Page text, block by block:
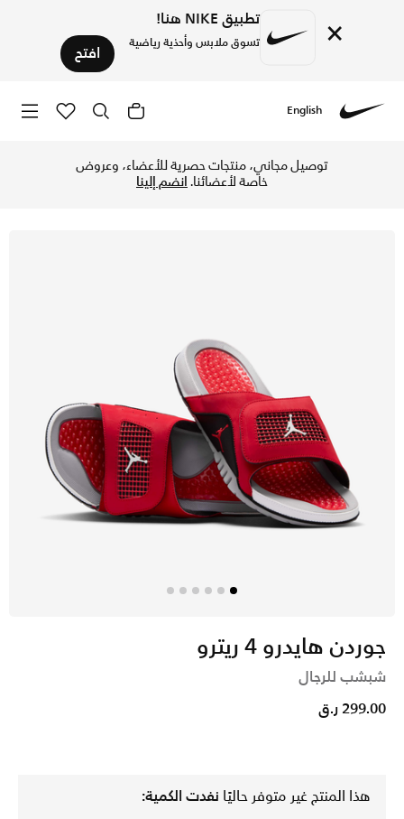
× تطبيق NIKE هنا!
تسوق ملابس وأحذية رياضية افتح
English
توصيل مجاني، منتجات حصرية للأعضاء، وعروض
خاصة لأعضائنا.انضم إلينا
جوردن هايدرو 4 ريترو
شبشب للرجال
299.00 ر.ق
هذا المنتج غير متوفر حاليًا نفدت الكمية: